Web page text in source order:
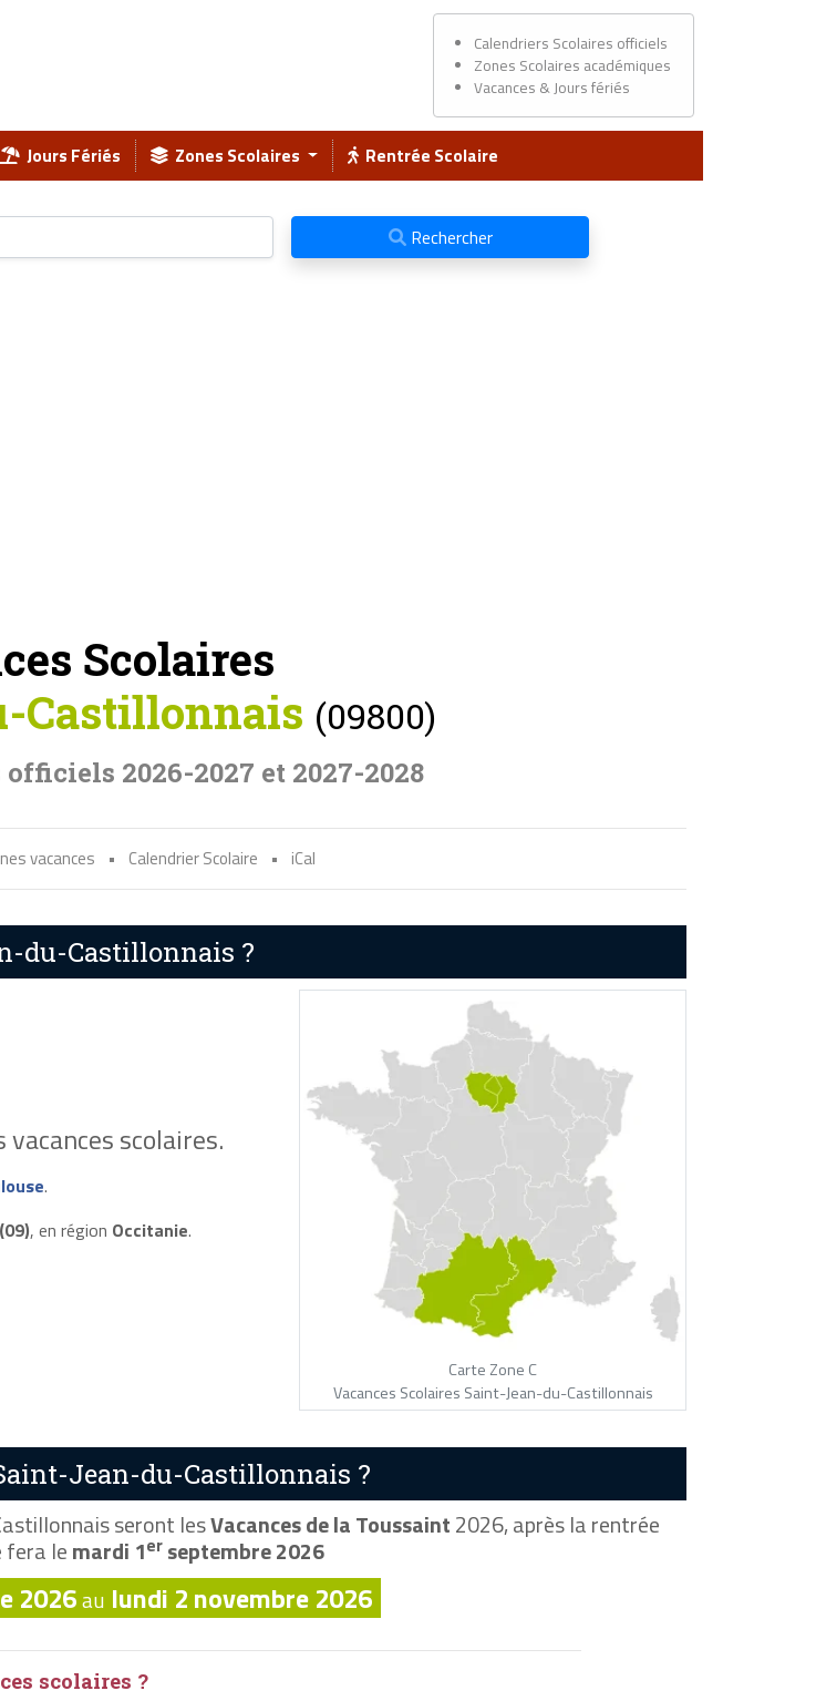
Calendriers Scolaires officiels
Zones Scolaires académiques
Vacances & Jours fériés
Jours Fériés Zones Scolaires Rentrée Scolaire
Rechercher
Scolaires
Castillonnais (09800)
2026-2027 et 2027-2028
vacances • Calendrier Scolaire • iCal
du-Castillonnais ?
vacances scolaires.
.
, en région Occitanie.
Carte Zone C
Vacances Scolaires Saint-Jean-du-Castillonnais
Jean-du-Castillonnais ?
seront lesVacances de la Toussaint2026, après la rentrée
fera lemardi 1er septembre 2026
2026au lundi 2 novembre 2026
scolaires ?